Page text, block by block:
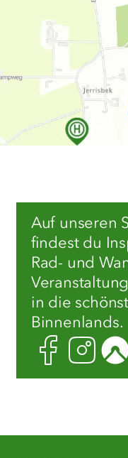
Auf unseren
findest du
Rad- und
in die
Binnenlands.
Facebook